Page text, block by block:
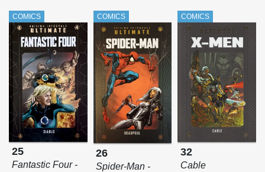
COMICS
25
Fantastic Four -
COMICS
26
Spider-Man -
COMICS
32
Cable